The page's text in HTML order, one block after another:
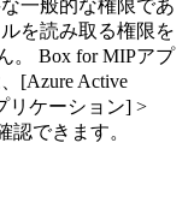
一般的な権限であ
を読み取る権限を
。 Box for MIPアプ
[Azure Active
リケーション] >
認できます。